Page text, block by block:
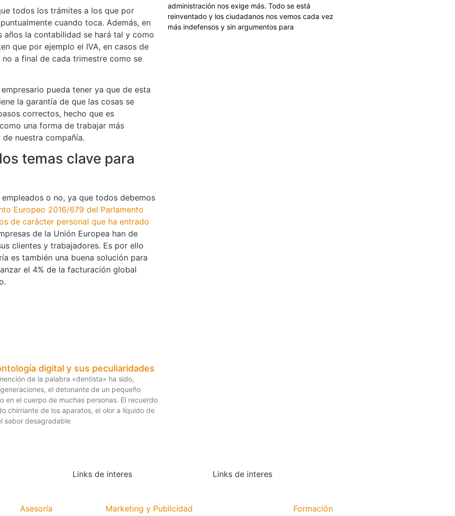
todos los trámites a los que por
cuando toca. Además, en
años la contabilidad se hará tal y como
que por ejemplo el IVA, en casos de
a final de cada trimestre como se
pueda tener ya que de esta
la garantía de que las cosas se
correctos, hecho que es
una forma de trabajar más
nuestra compañía.
temas clave para
o no, ya que todos debemos
Europeo 2016/679 del Parlamento
de carácter personal que ha entrado
de la Unión Europea han de
clientes y trabajadores. Es por ello
es también una buena solución para
el 4% de la facturación global
digital y sus peculiaridades
de la palabra «dentista» ha sido,
el detonante de un pequeño
en el cuerpo de muchas personas. El recuerdo
chirriante de los aparatos, el olor a líquido de
sabor desagradable
administración nos exige más. Todo se está
reinventado y los ciudadanos nos vemos cada vez
más indefensos y sin argumentos para
Asesoría
Links de interes
Marketing y Publicidad
Links de interes
Formación